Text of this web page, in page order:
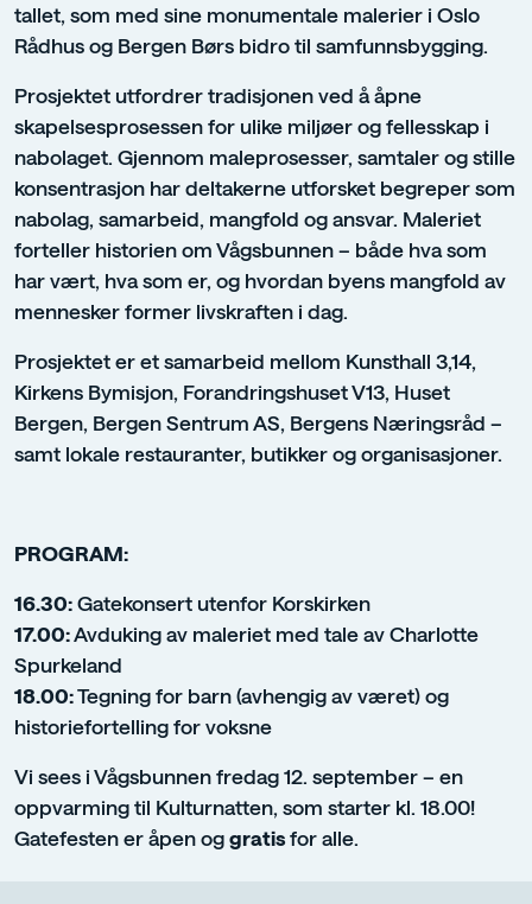
tallet, som med sine monumentale malerier i Oslo
Rådhus og Bergen Børs bidro til samfunnsbygging.
Prosjektet utfordrer tradisjonen ved å åpne
skapelsesprosessen for ulike miljøer og fellesskap i
nabolaget. Gjennom maleprosesser, samtaler og stille
konsentrasjon har deltakerne utforsket begreper som
nabolag, samarbeid, mangfold og ansvar. Maleriet
forteller historien om Vågsbunnen – både hva som
har vært, hva som er, og hvordan byens mangfold av
mennesker former livskraften i dag.
Prosjektet er et samarbeid mellom Kunsthall 3,14,
Kirkens Bymisjon, Forandringshuset V13, Huset
Bergen, Bergen Sentrum AS, Bergens Næringsråd –
samt lokale restauranter, butikker og organisasjoner.
PROGRAM:
16.30: Gatekonsert utenfor Korskirken
17.00: Avduking av maleriet med tale av Charlotte
Spurkeland
18.00:Tegning for barn (avhengig av været) og
historiefortelling for voksne
Vi sees i Vågsbunnen fredag 12. september – en
oppvarming til Kulturnatten, som starter kl. 18.00!
Gatefesten er åpen og gratisfor alle.